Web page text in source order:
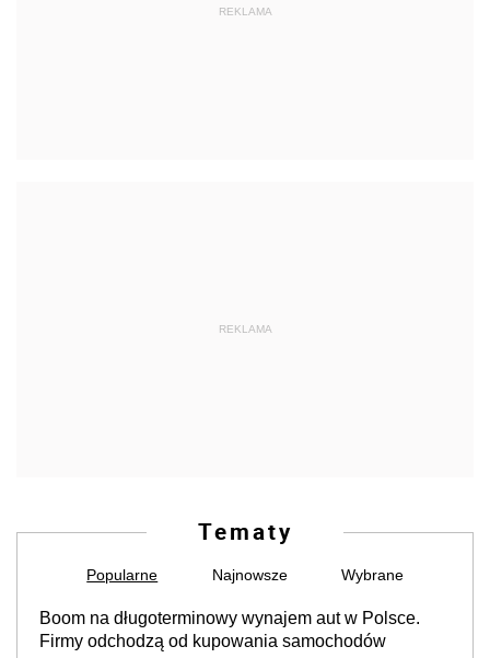
REKLAMA
REKLAMA
Tematy
Popularne Najnowsze Wybrane
Boom na długoterminowy wynajem aut w Polsce.
Firmy odchodzą od kupowania samochodów